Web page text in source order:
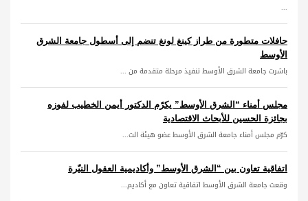
...
حافلات متطورة من طراز كينغ لونغ تنضم إلى أسطول جامعة الشرق
الأوسط
باشرت جامعة الشرق الأوسط تنفيذ مرحلة متقدمة من ...
مجلس أمناء “الشرق الأوسط” يكرّم الدكتور أيمن الخطيب لفوزه
بجائزة الحسين للأبحاث الاقتصادية
كرّم مجلس أمناء جامعة الشرق الأوسط عضو هيئة الت...
اتفاقية تعاون بين “الشرق الأوسط” وأكاديمية العقول النيّرة
وقعت جامعة الشرق الأوسط اتفاقية تعاون مع أكاديم...